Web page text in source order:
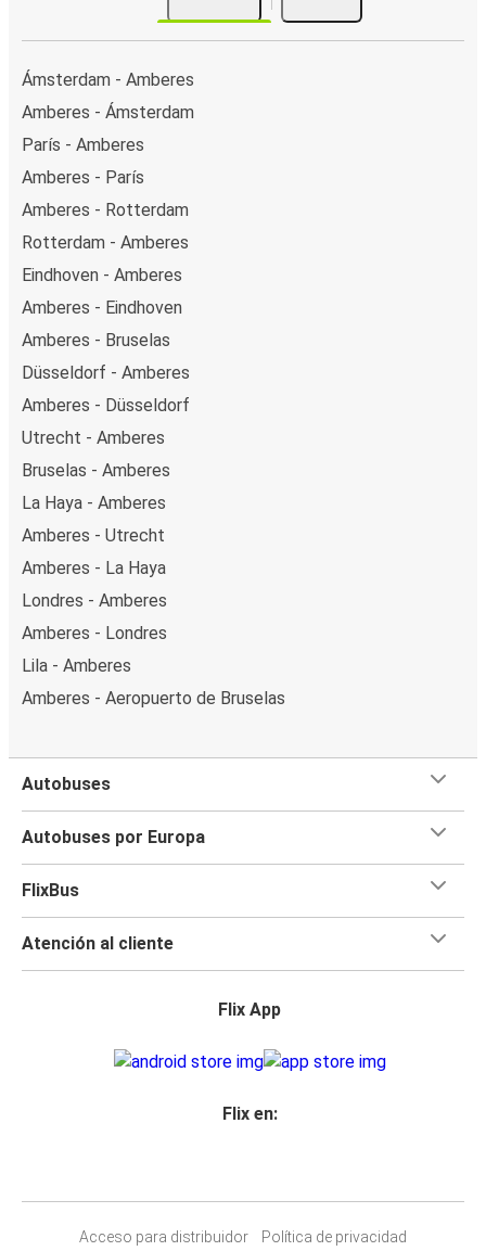
Ámsterdam - Amberes
Amberes - Ámsterdam
París - Amberes
Amberes - París
Amberes - Rotterdam
Rotterdam - Amberes
Eindhoven - Amberes
Amberes - Eindhoven
Amberes - Bruselas
Düsseldorf - Amberes
Amberes - Düsseldorf
Utrecht - Amberes
Bruselas - Amberes
La Haya - Amberes
Amberes - Utrecht
Amberes - La Haya
Londres - Amberes
Amberes - Londres
Lila - Amberes
Amberes - Aeropuerto de Bruselas
Autobuses
Autobuses por Europa
FlixBus
Atención al cliente
Flix App
Flix en:
Acceso para distribuidor Política de privacidad